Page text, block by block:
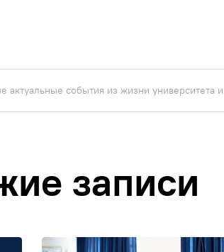
актуальные события из жизни университета и
записи